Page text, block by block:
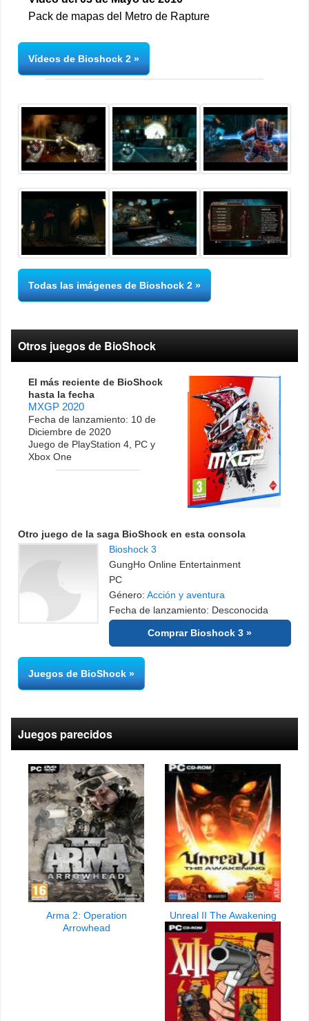
Pack de mapas del Metro de Rapture
Vídeos de Bioshock 2
Todas las imágenes de Bioshock 2
Otros juegos de BioShock
El más reciente de BioShock
hasta la fecha
MXGP 2020
Fecha de lanzamiento: 10 de
Diciembre de 2020
Juego de PlayStation 4, PC y
Xbox One
Otro juego de la saga BioShock en esta consola
Bioshock 3
GungHo Online Entertainment
PC
Género: Acción y aventura
Fecha de lanzamiento: Desconocida
Comprar Bioshock 3
Juegos de BioShock
Juegos parecidos
Arma 2: Operation
Arrowhead
Unreal II The Awakening